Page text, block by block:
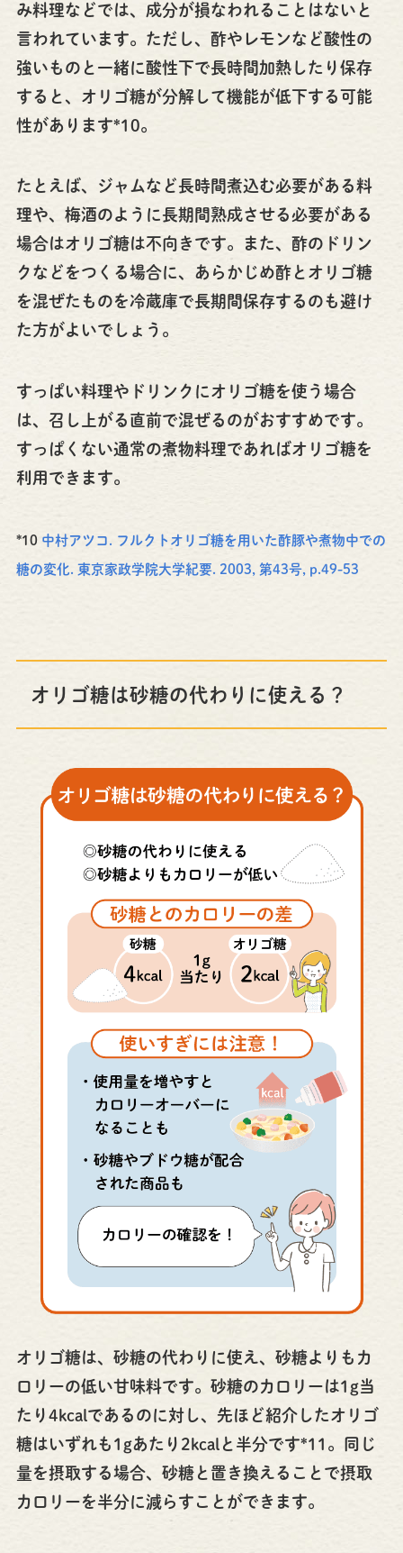
み料理などでは、成分が損なわれることはないと
言われています。ただし、酢やレモンなど酸性の
強いものと一緒に酸性下で長時間加熱したり保存
すると、オリゴ糖が分解して機能が低下する可能
性があります*10。
たとえば、ジャムなど長時間煮込む必要がある料
理や、梅酒のように長期間熟成させる必要がある
場合はオリゴ糖は不向きです。また、酢のドリン
クなどをつくる場合に、あらかじめ酢とオリゴ糖
を混ぜたものを冷蔵庫で長期間保存するのも避け
た方がよいでしょう。
すっぱい料理やドリンクにオリゴ糖を使う場合
は、召し上がる直前で混ぜるのがおすすめです。
すっぱくない通常の煮物料理であればオリゴ糖を
利用できます。
*10 中村アツコ. フルクトオリゴ糖を用いた酢豚や煮物中での
糖の変化. 東京家政学院大学紀要. 2003, 第43号, p.49-53
オリゴ糖は砂糖の代わりに使える？
オリゴ糖は、砂糖の代わりに使え、砂糖よりもカ
ロリーの低い甘味料です。砂糖のカロリーは1g当
たり4kcalであるのに対し、先ほど紹介したオリゴ
糖はいずれも1gあたり2kcalと半分です*11。同じ
量を摂取する場合、砂糖と置き換えることで摂取
カロリーを半分に減らすことができます。